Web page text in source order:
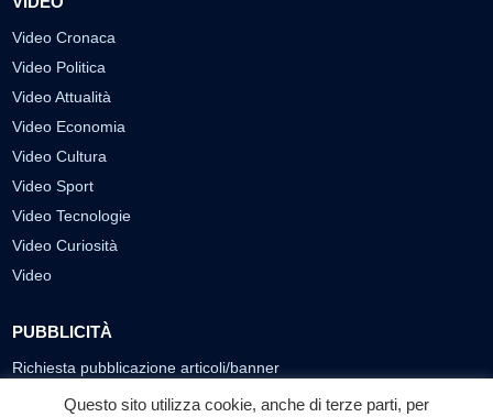
Video Cronaca
Video Politica
Video Attualità
Video Economia
Video Cultura
Video Sport
Video Tecnologie
Video Curiosità
Video
PUBBLICITÀ
Richiesta pubblicazione articoli/banner
SEGUICI SUI SOCIAL
Questo sito utilizza cookie, anche di terze parti, per